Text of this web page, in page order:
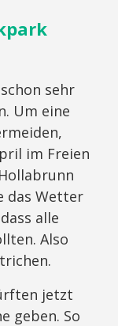
sehr
Um eine
im Freien
das Wetter
alle
Also
jetzt
geben. So